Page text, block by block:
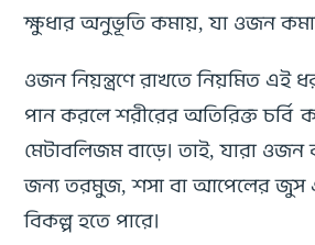
ক্ষুধার অনুভূতি কমায়, যা ওজন
ওজন নিয়ন্ত্রণে রাখতে নিয়মিত এই
পান করলে শরীরের অতিরিক্ত চর্বি
মেটাবলিজম বাড়ে। তাই, যারা ওজন
জন্য তরমুজ, শসা বা আপেলের জুস
বিকল্প হতে পারে।